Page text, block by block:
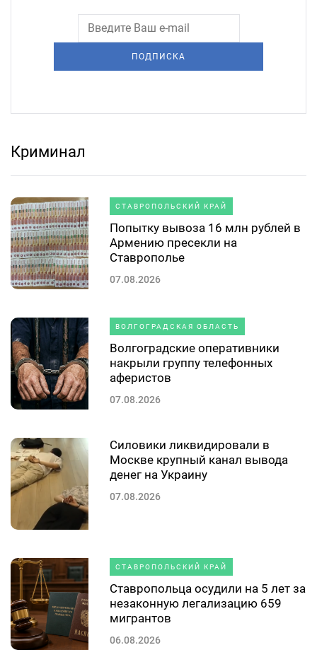
ПОДПИСКА
Криминал
СТАВРОПОЛЬСКИЙ КРАЙ
Попытку вывоза 16 млн рублей в
Армению пресекли на
Ставрополье
07.08.2026
ВОЛГОГРАДСКАЯ ОБЛАСТЬ
Волгоградские оперативники
накрыли группу телефонных
аферистов
07.08.2026
Силовики ликвидировали в
Москве крупный канал вывода
денег на Украину
07.08.2026
СТАВРОПОЛЬСКИЙ КРАЙ
Ставропольца осудили на 5 лет за
незаконную легализацию 659
мигрантов
06.08.2026